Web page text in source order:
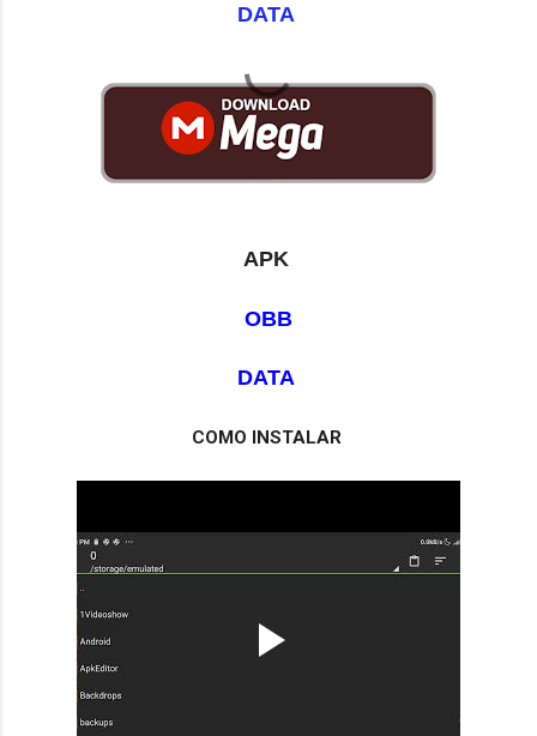
DATA
APK
OBB
DATA
COMO INSTALAR